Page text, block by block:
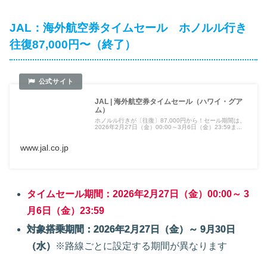
JAL：海外航空券タイムセール ホノルル行き
往復87,000円〜（終了）
JAL | 海外航空券タイムセール（ハワイ・グア
ム）
ホノルル行きが〔往復〕87,000円から！セール期間は、
2026年2月27日（金）00:00～3月6日（金）23:59ま...
www.jal.co.jp
タイムセール期間：2026年2月27日（金）00:00～ 3
月6日（金）23:59
対象搭乗期間：2026年2月27日（金）～ 9月30日
（水）
※路線ごとに設定する期間が異なります